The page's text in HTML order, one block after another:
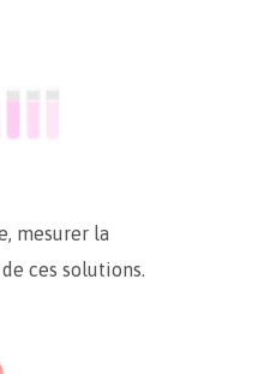
mesurer la
ces solutions.